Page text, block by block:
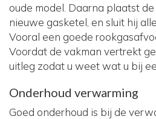
oude model. Daarna plaatst
nieuwe gasketel, en sluit hij
Vooral een goede
Voordat de vakman vertrekt
uitleg zodat u weet wat u bij
Onderhoud verwarming
Goed onderhoud is bij de